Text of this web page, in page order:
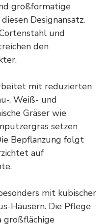
großformatige
Designansatz.
und
den
.
mit reduzierten
, Weiß- und
Gräser wie
setzen
Bepflanzung folgt
auf
mit kubischer
Häusern. Die Pflege
großflächige